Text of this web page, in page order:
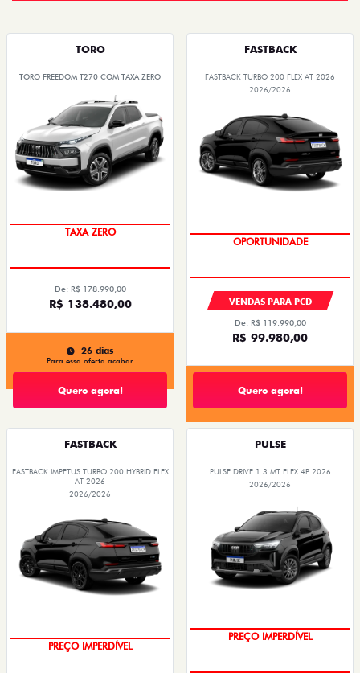
TORO
TORO FREEDOM T270 COM TAXA ZERO
ENTREGA IMEDIATA
De: R$ 178.990,00
R$ 138.480,00
26 dias
Para essa oferta acabar
Quero agora!
FASTBACK
FASTBACK TURBO 200 FLEX AT 2026
2026/2026
OPORTUNIDADE
VENDAS PARA PCD
De: R$ 119.990,00
R$ 99.980,00
Quero agora!
FASTBACK
FASTBACK IMPETUS TURBO 200 HYBRID FLEX
AT 2026
2026/2026
OPORTUNIDADE
PULSE
PULSE DRIVE 1.3 MT FLEX 4P 2026
2026/2026
OPORTUNIDADE